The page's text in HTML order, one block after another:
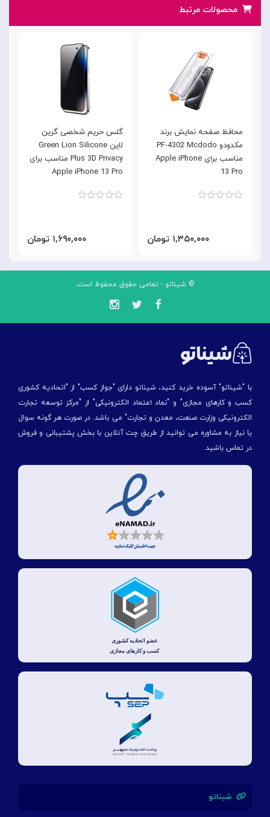
محصولات مرتبط
گلس حریم شخصی گرین
لاین Green Lion Silicone
Plus 3D Privacy مناسب برای
Apple iPhone 13 Pro
۱,۶۹۰,۰۰۰ تومان
محافظ صفحه نمایش برند
مکدودو PF-4302 Mcdodo
مناسب برای Apple iPhone
13 Pro
۱,۳۵۰,۰۰۰ تومان
© شیناتو - تمامی حقوق محفوظ است.
با "شیناتو" آسوده خرید کنید، شیناتو دارای "جواز کسب" از "اتحادیه کشوری
کسب و کارهای مجازی" و "نماد اعتماد الکترونیکی" از "مركز توسعه تجارت
الكترونیكی وزارت صنعت، معدن و تجارت" می باشد. در صورت هر گونه سوال
یا نیاز به مشاوره می توانید از طریق چت آنلاین با بخش پشتیبانی و فروش
در تماس باشید.
شیناتو